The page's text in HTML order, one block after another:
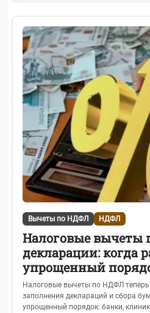
Вычеты по НДФЛ НДФЛ
Налоговые вычеты
декларации: когда
упрощенный
Налоговые вычеты по НДФЛ
заполнения деклараций и сбора
упрощенный порядок: банки,